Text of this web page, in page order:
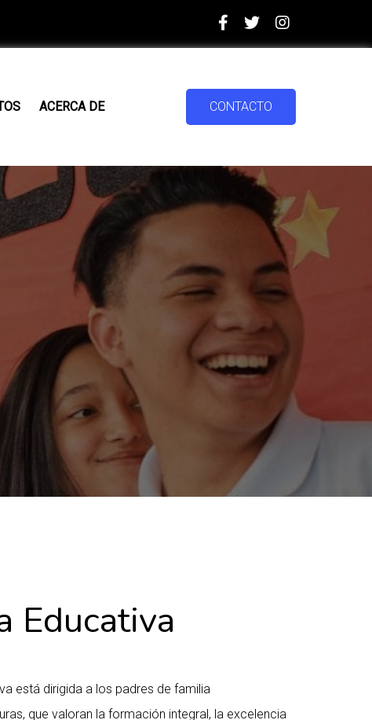
ACERCA DE CONTACTO
Educativa
está dirigida a los padres de familia
que valoran la formación integral, la excelencia